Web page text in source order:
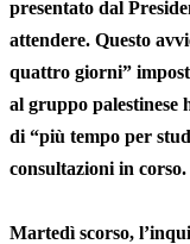
presentato dal
attendere. Questo
quattro giorni”
al gruppo palestinese
di “più tempo per
consultazioni in corso.
Martedì scorso,